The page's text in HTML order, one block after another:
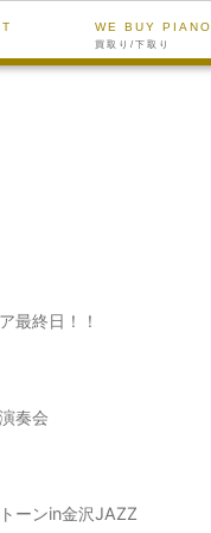
WE BUY PIANO
買取り/下取り
最終日！！
奏会
ーンin金沢JAZZ